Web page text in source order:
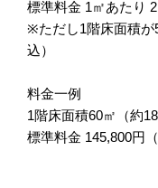
標準料金 1㎡あたり
※ただし1階床面積が
込）
料金一例
1階床面積60㎡（約
標準料金 145,800円（